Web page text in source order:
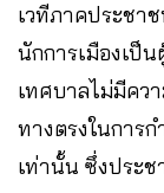
เวทีภาคประชา
นักการเมืองเป็
เทศบาลไม่มีคว
ทางตรงในการ
เท่านั้น ซึ่งประช